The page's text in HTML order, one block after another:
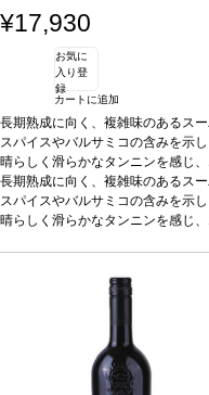
¥17,930
お気に
入り登
録
カートに追加
長期熟成に向く、複雑味のあるス
スパイスやバルサミコの含みを示
晴らしく滑らかなタンニンを感じ
理赤身肉、ジビエ、チーズなどと
0%、カベルネ・フラン 25%、メ
ージが在庫切れの場合、在庫があ
長期熟成に向く、複雑味のあるス
スパイスやバルサミコの含みを示
晴らしく滑らかなタンニンを感じ
ージが在庫切れの場合、在庫があ
に変更されます、ご了承ください。